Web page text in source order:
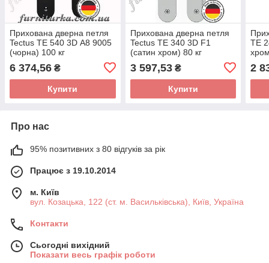
Прихована дверна петля
Tectus TE 540 3D А8 9005
(чорна) 100 кг
6 374,56 ₴
Купити
Прихована дверна петля
Tectus TE 340 3D F1
(сатин хром) 80 кг
3 597,53₴
Купити
TE
2
Про нас
95% позитивних з 80 відгуків за рік
Працює з 19.10.2014
м. Київ
вул. Козацька, 122 (ст. м. Васильківська), Київ, Україна
Контакти
Сьогодні вихідний
Показати весь графік роботи